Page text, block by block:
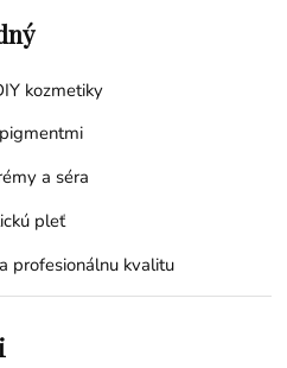
kozmetiky
a séra
pleť
profesionálnu kvalitu